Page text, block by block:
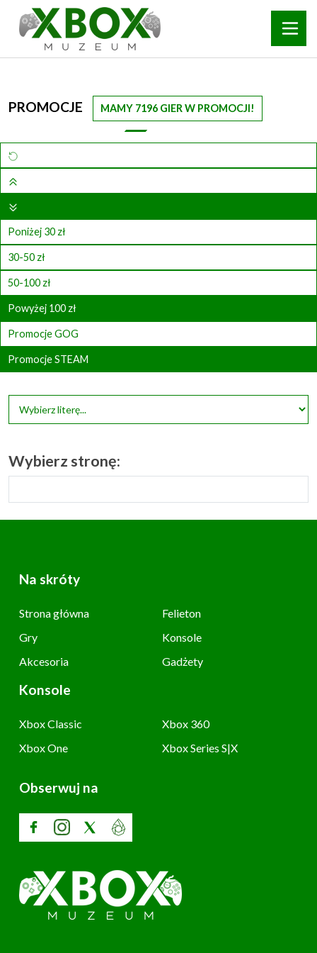
PROMOCJE MAMY 7196 GIER W PROMOCJI!
Poniżej 30 zł
30-50 zł
50-100 zł
Powyżej 100 zł
Promocje GOG
Promocje STEAM
Wybierz stronę:
Na skróty
Strona główna
Felieton
Gry
Konsole
Akcesoria
Gadżety
Konsole
Xbox Classic
Xbox 360
Xbox One
Xbox Series S|X
Obserwuj na